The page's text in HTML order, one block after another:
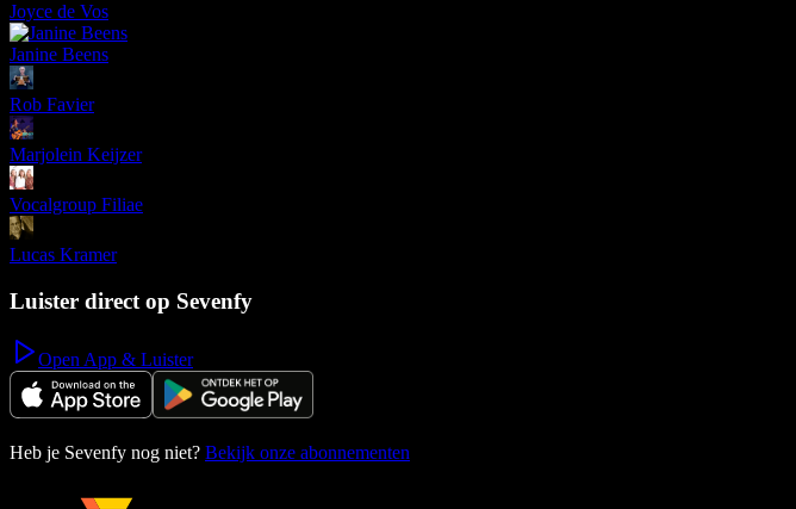
Joyce de Vos
Janine Beens
Rob Favier
Marjolein Keijzer
Vocalgroup Filiae
Lucas Kramer
Luister direct op Sevenfy
Open App & Luister
Heb je Sevenfy nog niet? Bekijk onze abonnementen